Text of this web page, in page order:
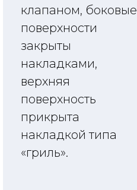
клапаном, боковые
поверхности
закрыты
накладками,
верхняя
поверхность
прикрыта
накладкой типа
«гриль».